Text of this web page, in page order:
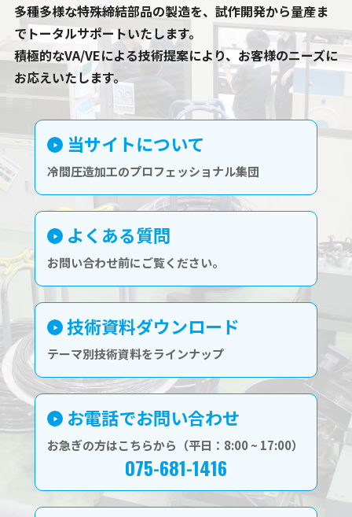
多種多様な特殊締結部品の製造を、試作開発から量産ま
でトータルサポートいたします。
積極的なVA/VEによる技術提案により、お客様のニーズに
お応えいたします。
当サイトについて
冷間圧造加工のプロフェッショナル集団
よくある質問
お問い合わせ前にご覧ください。
技術資料ダウンロード
テーマ別技術資料をラインナップ
お電話でお問い合わせ
お急ぎの方はこちらから（平日：8:00 ~ 17:00）
075-681-1416